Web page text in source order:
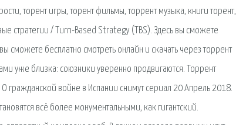
торент игры, торент фильмы, торрент музыка, книги торент,
стратегии / Turn-Based Strategy (TBS). Здесь вы сможете
сможете бесплатно смотреть онлайн и скачать через торрент
уже близка: союзники уверенно продвигаются. Торрент
гражданской войне в Испании снимут сериал 20 Апрель 2018.
всё более монументальными, как гигантский.